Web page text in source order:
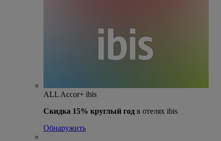
ALL Accor+ ibis
Скидка 15% круглый год в отелях ibis
Обнаружить